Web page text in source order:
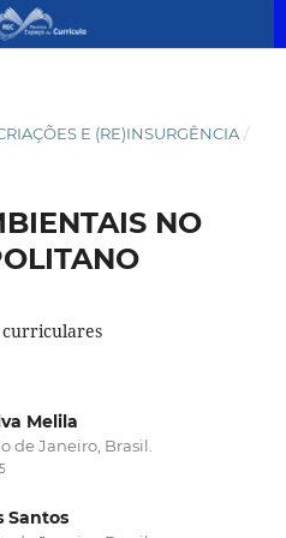
E (RE)INSURGÊNCIA /
NO
curriculares
Melila
de Janeiro, Brasil.
Santos